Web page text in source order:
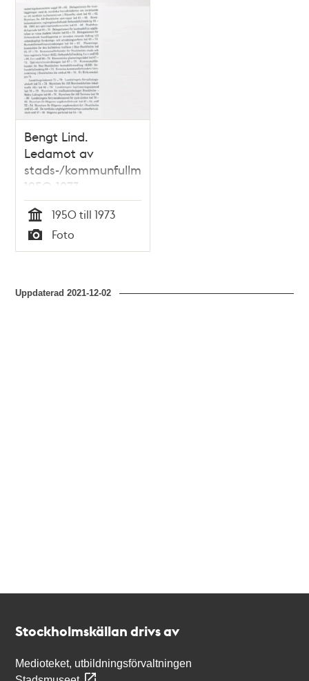
Bengt Lind.
Ledamot av
stads-/kommunfullmäktige
1950-1973
Tid
1950 till 1973
Typ
Foto
Uppdaterad2021-12-02
Stockholmskällan drivs av
Medioteket, utbildningsförvaltningen